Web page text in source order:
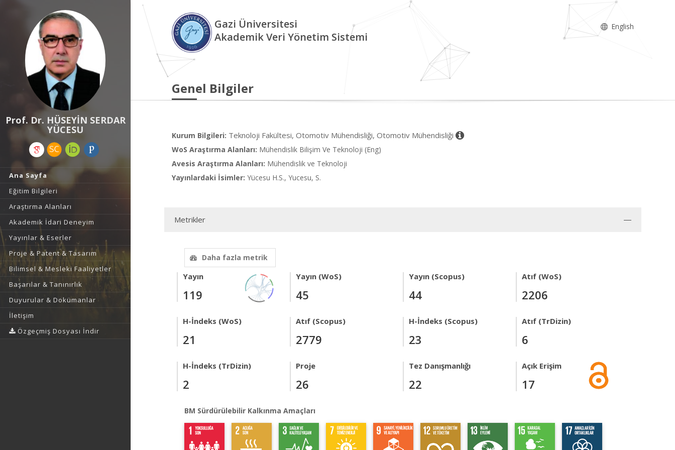
Prof. Dr. HÜSEYİN SERDAR
YÜCESU
Ana Sayfa
Eğitim Bilgileri
Araştırma Alanları
Akademik İdari Deneyim
Yayınlar & Eserler
Proje & Patent & Tasarım
Bilimsel & Mesleki Faaliyetler
Başarılar & Tanınırlık
Duyurular & Dokümanlar
İletişim
Özgeçmiş Dosyası İndir
Gazi Üniversitesi
Akademik Veri Yönetim Sistemi
English
Genel Bilgiler
Kurum Bilgileri: Teknoloji Fakültesi, Otomotiv Mühendisliği, Otomotiv Mühendisliği
WoS Araştırma Alanları: Mühendislik Bilişim Ve Teknoloji (Eng)
Avesis Araştırma Alanları: Mühendislik ve Teknoloji
Yayınlardaki İsimler: Yücesu H.S., Yucesu, S.
Metrikler
Daha fazla metrik
Yayın
119
Yayın (WoS)
45
Yayın (Scopus)
44
Atıf (WoS)
2206
H-İndeks (WoS)
21
Atıf (Scopus)
2779
H-İndeks (Scopus)
23
Atıf (TrDizin)
6
H-İndeks (TrDizin)
2
Proje
26
Tez Danışmanlığı
22
Açık Erişim
17
BM Sürdürülebilir Kalkınma Amaçları